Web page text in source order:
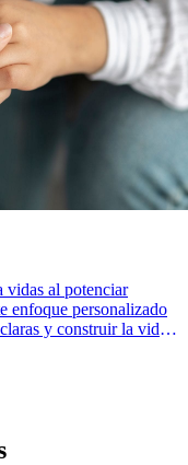
vidas al potenciar
enfoque personalizado
y construir la vida